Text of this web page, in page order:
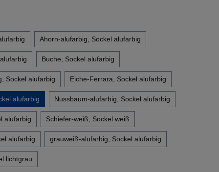
Ahorn-alufarbig, Sockel alufarbig
Buche, Sockel alufarbig
Sockel alufarbig Eiche-Ferrara, Sockel alufarbig
alufarbig Nussbaum-alufarbig, Sockel alufarbig
alufarbig Schiefer-weiß, Sockel weiß
alufarbig grauweiß-alufarbig, Sockel alufarbig
lichtgrau